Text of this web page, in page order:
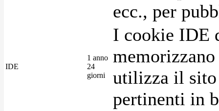
ecc., per
IDE
1 anno
24
giorni
I cookie IDE
utilizza il sito
pertinenti in